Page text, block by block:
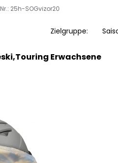
25h-SOGvizor20
Zielgruppe:
Erwachsene